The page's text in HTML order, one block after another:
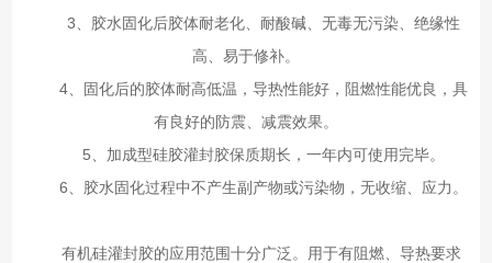
3、胶水固化后胶体耐老化、耐酸碱、无毒无污染、绝缘性
高、易于修补。
4、固化后的胶体耐高低温，导热性能好，阻燃性能优良，具
有良好的防震、减震效果。
5、加成型硅胶灌封胶保质期长，一年内可使用完毕。
6、胶水固化过程中不产生副产物或污染物，无收缩、应力。
有机硅灌封胶的应用范围十分广泛。用于有阻燃、导热要求